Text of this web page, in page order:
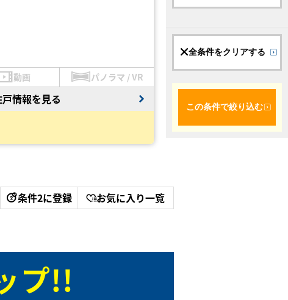
動画 パノラマ / VR
情報を見る
全条件をクリアする
この条件で絞り込む
条件2に登録 お気に入り一覧
プ!!